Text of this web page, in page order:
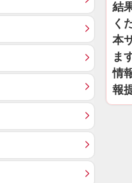
結
く
本
ま
情
報